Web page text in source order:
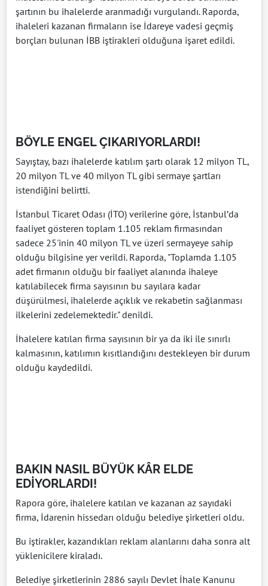
şartının bu ihalelerde aranmadığı vurgulandı. Raporda,
ihaleleri kazanan firmaların ise İdareye vadesi geçmiş
borçları bulunan İBB iştirakleri olduğuna işaret edildi.
BÖYLE ENGEL ÇIKARIYORLARDI!
Sayıştay, bazı ihalelerde katılım şartı olarak 12 milyon TL,
20 milyon TL ve 40 milyon TL gibi sermaye şartları
istendiğini belirtti.
İstanbul Ticaret Odası (İTO) verilerine göre, İstanbul’da
faaliyet gösteren toplam 1.105 reklam firmasından
sadece 25'inin 40 milyon TL ve üzeri sermayeye sahip
olduğu bilgisine yer verildi. Raporda, "Toplamda 1.105
adet firmanın olduğu bir faaliyet alanında ihaleye
katılabilecek firma sayısının bu sayılara kadar
düşürülmesi, ihalelerde açıklık ve rekabetin sağlanması
ilkelerini zedelemektedir." denildi.
İhalelere katılan firma sayısının bir ya da iki ile sınırlı
kalmasının, katılımın kısıtlandığını destekleyen bir durum
olduğu kaydedildi.
BAKIN NASIL BÜYÜK KÂR ELDE
EDİYORLARDI!
Rapora göre, ihalelere katılan ve kazanan az sayıdaki
firma, İdarenin hissedarı olduğu belediye şirketleri oldu.
Bu iştirakler, kazandıkları reklam alanlarını daha sonra alt
yüklenicilere kiraladı.
Belediye şirketlerinin 2886 sayılı Devlet İhale Kanunu